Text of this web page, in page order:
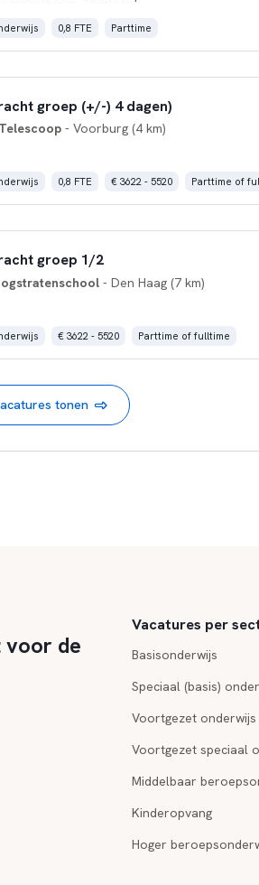
0,8 FTE Parttime
groep (+/-) 4 dagen)
- Voorburg (4 km)
0,8 FTE € 3622 - 5520 Parttime of
groep 1/2
- Den Haag (7 km)
€ 3622 - 5520 Parttime of fulltime
tonen
voor de
Vacatures per
Basisonderwijs
Speciaal (basis)
Voortgezet onderwijs
Voortgezet speciaal
Middelbaar
Kinderopvang
Hoger